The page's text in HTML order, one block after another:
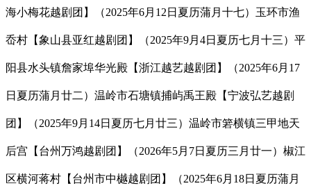
海小梅花越剧团】（2025年6月12日夏历蒲月十七）玉环市渔
岙村【象山县亚红越剧团】（2025年9月4日夏历七月十三）平
阳县水头镇詹家埠华光殿【浙江越艺越剧团】（2025年6月17
日夏历蒲月廿二）温岭市石塘镇捕屿禹王殿【宁波弘艺越剧
团】（2025年9月14日夏历七月廿三）温岭市箬横镇三甲地天
后宫【台州万鸿越剧团】（2026年5月7日夏历三月廿一）椒江
区横河蒋村【台州市中樾越剧团】（2025年6月18日夏历蒲月